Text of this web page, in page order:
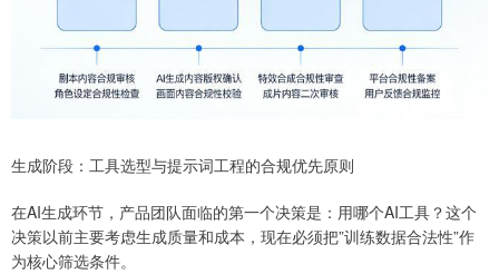
生成阶段：工具选型与提示词工程的合规优先原则
在AI生成环节，产品团队面临的第一个决策是：用哪个AI工具？这个
决策以前主要考虑生成质量和成本，现在必须把”训练数据合法性”作
为核心筛选条件。